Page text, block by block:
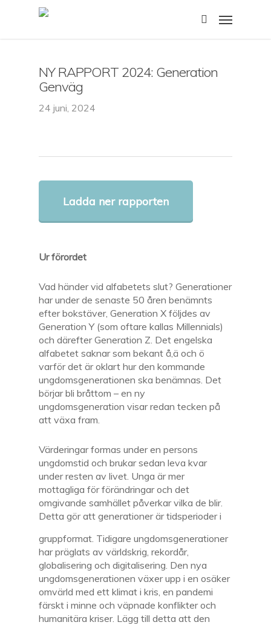
search
Menu
NY RAPPORT 2024: Generation
Genväg
24 juni, 2024
Ladda ner rapporten
Ur förordet
Vad händer vid alfabetets slut? Generationer
har under de senaste 50 åren benämnts
efter bokstäver, Generation X följdes av
Generation Y (som oftare kallas Millennials)
och därefter Generation Z. Det engelska
alfabetet saknar som bekant å,ä och ö
varför det är oklart hur den kommande
ungdomsgenerationen ska benämnas. Det
börjar bli bråttom – en ny
ungdomsgeneration visar redan tecken på
att växa fram.
Värderingar formas under en persons
ungdomstid och brukar sedan leva kvar
under resten av livet. Unga är mer
mottagliga för förändringar och det
omgivande samhället påverkar vilka de blir.
Detta gör att generationer är tidsperioder i
gruppformat. Tidigare ungdomsgenerationer
har präglats av världskrig, rekordår,
globalisering och digitalisering. Den nya
ungdomsgenerationen växer upp i en osäker
omvärld med ett klimat i kris, en pandemi
färskt i minne och väpnade konflikter och
humanitära kriser. Lägg till detta att den